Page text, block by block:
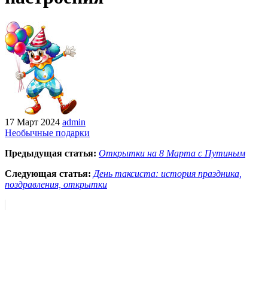
17 Март 2024 admin
Необычные подарки
Предыдущая статья: Открытки на 8 Марта с Путиным
Следующая статья: День таксиста: история праздника,
поздравления, открытки